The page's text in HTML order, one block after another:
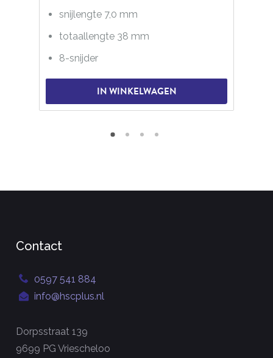
snijlengte 7,0 mm
totaallengte 38 mm
8-snijder
IN WINKELWAGEN
Contact
0597 541 884
info@hscplus.nl
Dorpsstraat 139
9699 PG Vriescheloo